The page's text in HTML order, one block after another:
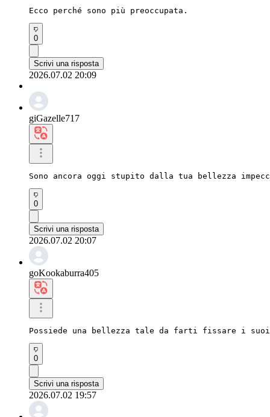
Ecco perché sono più preoccupata.
0
Scrivi una risposta
2026.07.02 20:09
giGazelle717
Sono ancora oggi stupito dalla tua bellezza
0
Scrivi una risposta
2026.07.02 20:07
goKookaburra405
Possiede una bellezza tale da farti fissare i
0
Scrivi una risposta
2026.07.02 19:57